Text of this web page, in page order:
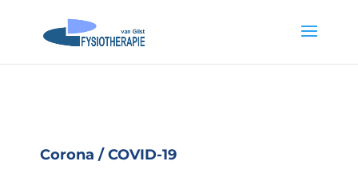
Corona / COVID-19